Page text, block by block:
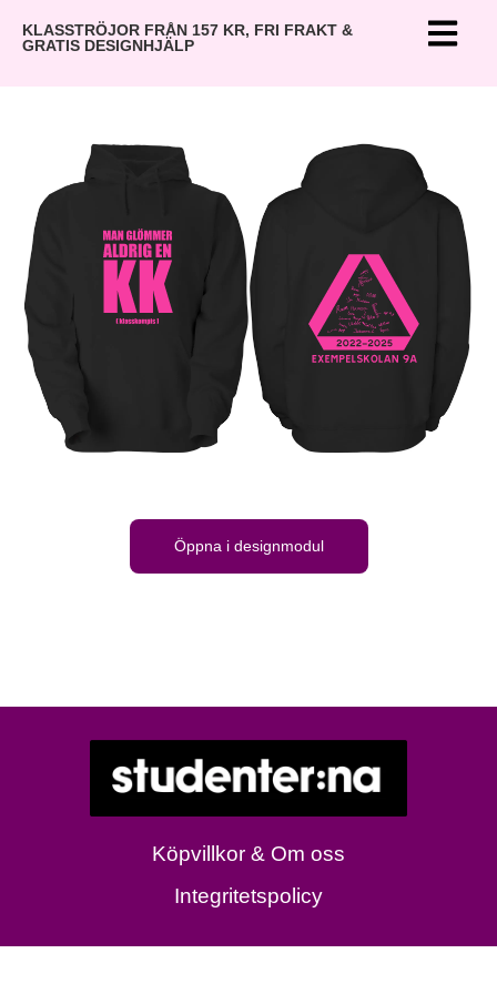
KLASSTRÖJOR FRÅN 157 KR, FRI FRAKT &
GRATIS DESIGNHJÄLP
Öppna i designmodul
Köpvillkor & Om oss
Integritetspolicy